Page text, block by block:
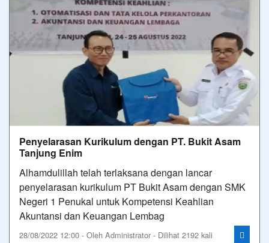
Penyelarasan Kurikulum dengan PT. Bukit Asam
Tanjung Enim
Alhamdulillah telah terlaksana dengan lancar
penyelarasan kurikulum PT Bukit Asam dengan SMK
Negeri 1 Penukal untuk Kompetensi Keahlian
Akuntansi dan Keuangan Lembag
28/08/2022 12:00 - Oleh Administrator - Dilihat 2192 kali